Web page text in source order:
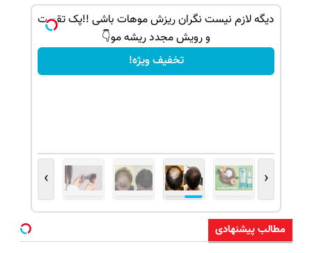
دیگه لازم نیست نگران ریزش موهات باشی !!پک تقویت
و رویش مجدد ریشه مو👇
تخفیف ویژه!
‹
›
مطالب پیشنهادی